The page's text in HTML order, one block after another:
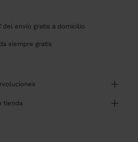
del envío gratis a domicilio
siempre gratis
tienda